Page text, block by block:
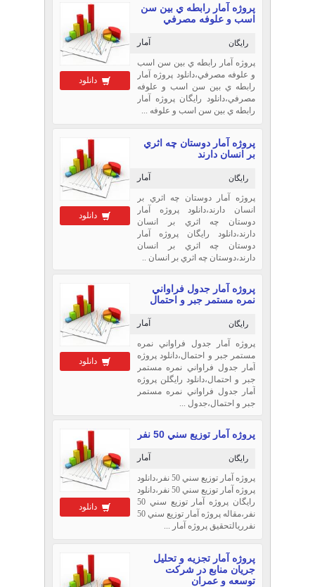
دانلود
پروژه آمار رابطه ي بين سن
اسب و علوفه مصرفي
آمار رایگان
پروژه آمار رابطه ي بين سن اسب
و علوفه مصرفي،دانلود پروژه آمار
رابطه ي بين سن اسب و علوفه
مصرفي،دانلود رایگان پروژه آمار
رابطه ي بين سن اسب و علوفه ...
دانلود
پروژه آمار دوستان چه اثري
بر انسان دارند
آمار رایگان
پروژه آمار دوستان چه اثري بر
انسان دارند،دانلود پروژه آمار
دوستان چه اثري بر انسان
دارند،دانلود رایگان پروژه آمار
دوستان چه اثري بر انسان
دارند،دوستان چه اثري بر انسان ..
دانلود
پروژه آمار جدول فراواني
نمره مستمر جبر و احتمال
آمار رایگان
پروژه آمار جدول فراواني نمره
مستمر جبر و احتمال،دانلود پروژه
آمار جدول فراواني نمره مستمر
جبر و احتمال،دانلود رایگلن پروژه
آمار جدول فراواني نمره مستمر
جبر و احتمال،جدول ...
دانلود
پروژه آمار توزيع سني 50 نفر
آمار رایگان
پروژه آمار توزيع سني 50 نفر،دانلود
پروژه آمار توزيع سني 50 نفر،دانلود
رایگان پروژه آمار توزيع سني 50
نفر،مقاله پروژه آمار توزيع سني 50
نفرريالتحقیق پروژه آمار ...
پروژه آمار تجزيه و تحليل
جريان منابع در شرکت
توسعه و عمران